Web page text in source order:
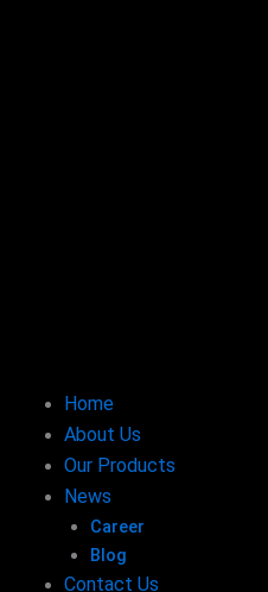
Home
About Us
Our Products
News
Career
Blog
Contact Us